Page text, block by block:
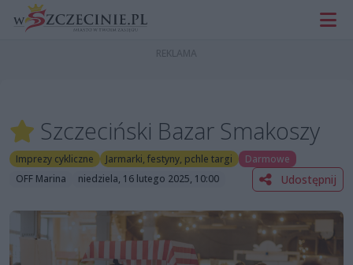
Szczeciński Bazar Smakoszy
Imprezy cykliczne Jarmarki, festyny, pchle targi
Darmowe
OFF Marina
niedziela, 16 lutego 2025, 10:00 Udostępnij